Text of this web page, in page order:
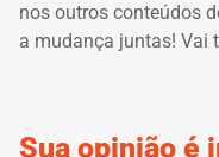
nos outros conteúdos
a mudança juntas! Vai
Sua opinião é